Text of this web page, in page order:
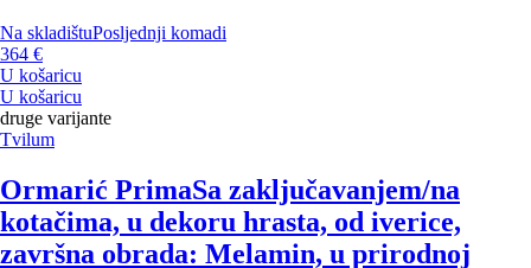
Na skladištuPosljednji komadi
364 €
U košaricu
U košaricu
druge varijante
Tvilum
Ormarić PrimaSa zaključavanjem/na
kotačima, u dekoru hrasta, od iverice,
završna obrada: Melamin, u prirodnoj